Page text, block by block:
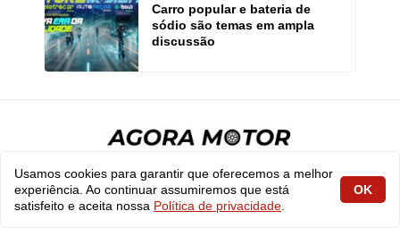
Carro popular e bateria de
sódio são temas em ampla
discussão
CONTATO
SOBRE
Usamos cookies para garantir que oferecemos a melhor
experiência. Ao continuar assumiremos que está
satisfeito e aceita nossa Política de privacidade
OK